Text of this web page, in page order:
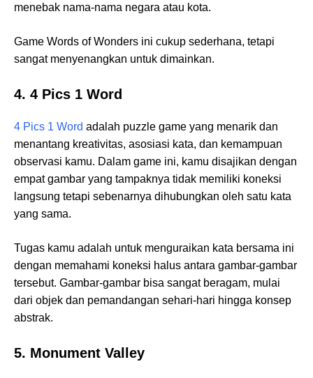
menebak nama-nama negara atau kota.
Game Words of Wonders ini cukup sederhana, tetapi
sangat menyenangkan untuk dimainkan.
4. 4 Pics 1 Word
4 Pics 1 Word adalah puzzle game yang menarik dan
menantang kreativitas, asosiasi kata, dan kemampuan
observasi kamu. Dalam game ini, kamu disajikan dengan
empat gambar yang tampaknya tidak memiliki koneksi
langsung tetapi sebenarnya dihubungkan oleh satu kata
yang sama.
Tugas kamu adalah untuk menguraikan kata bersama ini
dengan memahami koneksi halus antara gambar-gambar
tersebut. Gambar-gambar bisa sangat beragam, mulai
dari objek dan pemandangan sehari-hari hingga konsep
abstrak.
5. Monument Valley